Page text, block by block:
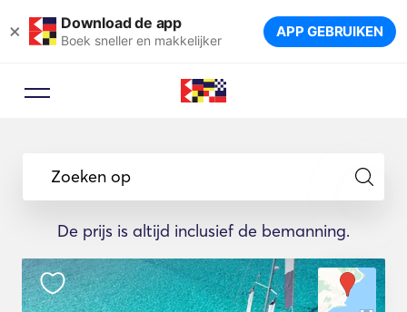
× Download de app
Boek sneller en makkelijker APP GEBRUIKEN
Zoeken op
De prijs is altijd inclusief de bemanning.